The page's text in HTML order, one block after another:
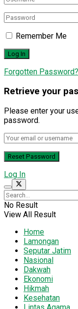
Remember Me
Forgotten Password?
Retrieve your
Please enter your
password.
Log In
No Result
View All Result
Home
Lamongan
Seputar Jatim
Nasional
Dakwah
Ekonomi
Hikmah
Kesehatan